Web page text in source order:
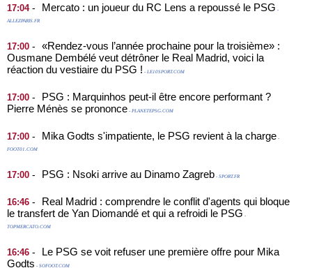
17:04- Mercato : un joueur du RC Lens a repoussé le PSG -
ALLEZPARIS.FR
17:00 -
«Rendez-vous l’année prochaine pour la troisième» :
Ousmane Dembélé veut détrôner le Real Madrid, voici la
réaction du vestiaire du PSG ! - LE10SPORT.COM
17:00 -
PSG : Marquinhos peut-il être encore performant ?
Pierre Ménès se prononce - PLANETEPSG.COM
17:00 - Mika Godts s'impatiente, le PSG revient à la charge -
FOOT01.COM
17:00 - PSG : Nsoki arrive au Dinamo Zagreb - SPORT.FR
16:46 -
Real Madrid : comprendre le conflit d'agents qui bloque
le transfert de Yan Diomandé et qui a refroidi le PSG -
TOPMERCATO.COM
16:46 -
Le PSG se voit refuser une première offre pour Mika
Godts - SOFOOT.COM